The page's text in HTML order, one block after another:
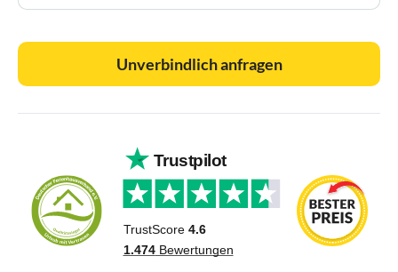
Unverbindlich anfragen